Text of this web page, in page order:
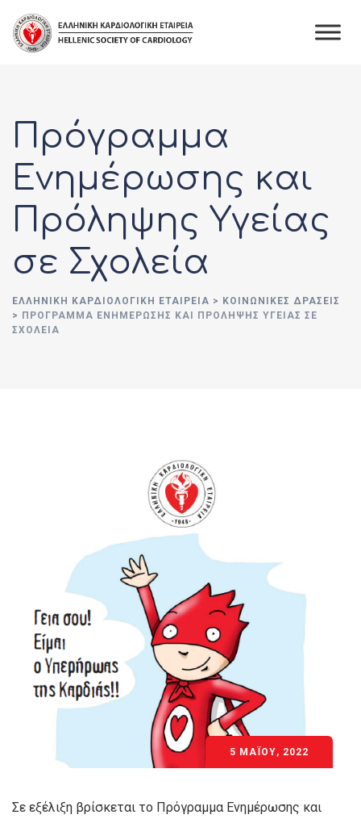
content
Πρόγραμμα
Ενημέρωσης και
Πρόληψης Υγείας
σε Σχολεία
ΕΛΛΗΝΙΚΉ ΚΑΡΔΙΟΛΟΓΙΚΉ ΕΤΑΙΡΕΊΑ > ΚΟΙΝΩΝΙΚΈΣ ΔΡΆΣΕΙΣ
> ΠΡΌΓΡΑΜΜΑ ΕΝΗΜΈΡΩΣΗΣ ΚΑΙ ΠΡΌΛΗΨΗΣ ΥΓΕΊΑΣ ΣΕ
ΣΧΟΛΕΊΑ
5 ΜΑΪ́ΟΥ, 2022
Σε εξέλιξη βρίσκεται το Πρόγραμμα Ενημέρωσης και